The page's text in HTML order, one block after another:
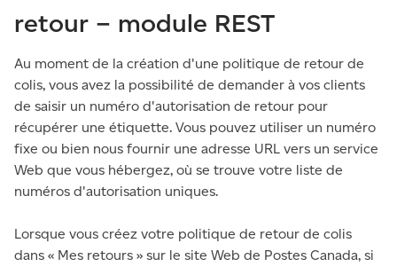
Retourner un achat
Louer une case postale
retour – module REST
Au moment de la création d'une politique de retour de
colis, vous avez la possibilité de demander à vos clients
de saisir un numéro d'autorisation de retour pour
récupérer une étiquette. Vous pouvez utiliser un numéro
fixe ou bien nous fournir une adresse URL vers un service
Web que vous hébergez, où se trouve votre liste de
numéros d'autorisation uniques.
Lorsque vous créez votre politique de retour de colis
dans « Mes retours » sur le site Web de Postes Canada, si